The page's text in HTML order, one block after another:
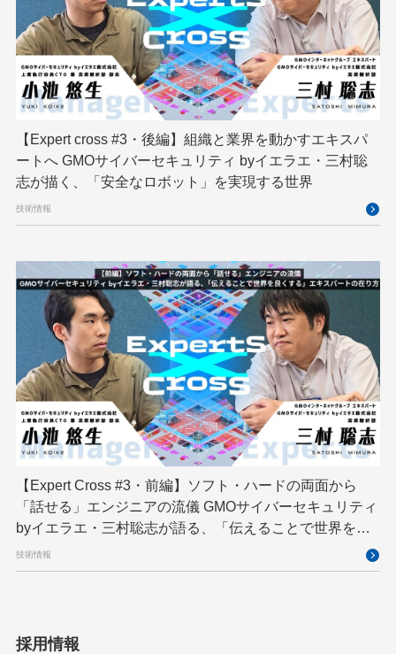
宮崎オフィス 強化学習 応用
技育プロジェクト 技術広報 技術書典
拡張知能 新卒 新卒研修 映像
映像クリエイター 暗号 業務効率化
機械学習 決済 生成AI 産学連携
研究開発 耐量子暗号 脆弱性診断
【Expert cross #3・後編】組織と業界を動かすエキスパ
ートへ GMOサイバーセキュリティ byイエラエ・三村聡
志が描く、「安全なロボット」を実現する世界
技術情報
【Expert Cross #3・前編】ソフト・ハードの両面から
「話せる」エンジニアの流儀 GMOサイバーセキュリティ
byイエラエ・三村聡志が語る、「伝えることで世界を良
くする」エキスパートの在り方
技術情報
採用情報